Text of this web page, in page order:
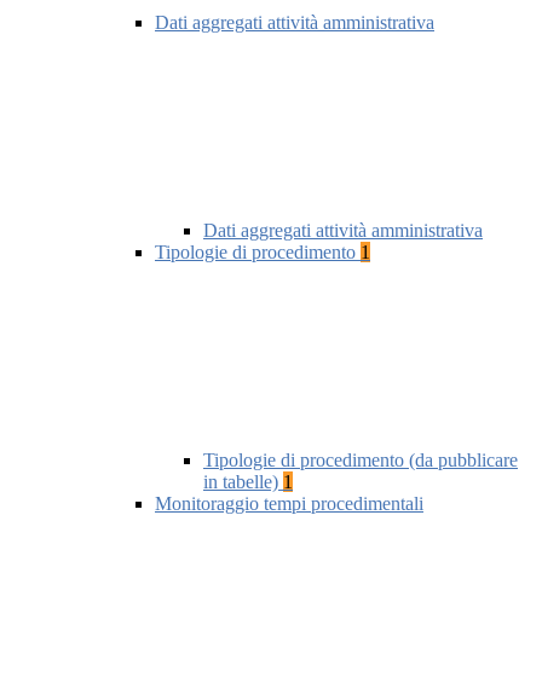
Dati aggregati attività amministrativa
Dati aggregati attività amministrativa
Tipologie di procedimento 1
Tipologie di procedimento (da pubblicare
in tabelle) 1
Monitoraggio tempi procedimentali